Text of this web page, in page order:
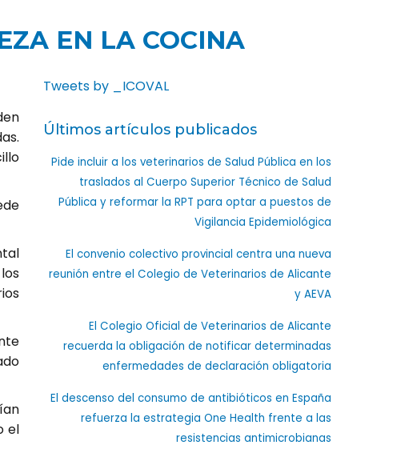
EN LA COCINA
el
Tweets by _ICOVAL
Últimos artículos publicados
Pide incluir a los veterinarios de Salud Pública en los
traslados al Cuerpo Superior Técnico de Salud
Pública y reformar la RPT para optar a puestos de
Vigilancia Epidemiológica
El convenio colectivo provincial centra una nueva
reunión entre el Colegio de Veterinarios de Alicante
y AEVA
El Colegio Oficial de Veterinarios de Alicante
recuerda la obligación de notificar determinadas
enfermedades de declaración obligatoria
El descenso del consumo de antibióticos en España
refuerza la estrategia One Health frente a las
resistencias antimicrobianas